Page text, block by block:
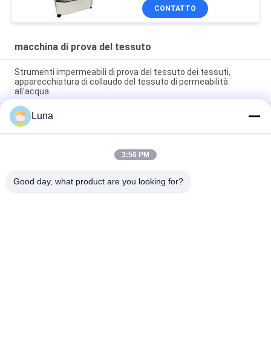
CONTATTO
macchina di prova del tessuto
Strumenti impermeabili di prova del tessuto dei tessuti,
apparecchiatura di collaudo del tessuto di permeabilità
all'acqua
Tester completamente automatico di permeabilità all'aria del
tessuto, nessuno scoloramento e nessun'ossidazione
Macchina automatica di rotolamento di tessuti non tessuti
Con sistema di controllo di bordo Attrezzature per l'ispezione
Luna
3:56 PM
Good day, what product are you looking for?